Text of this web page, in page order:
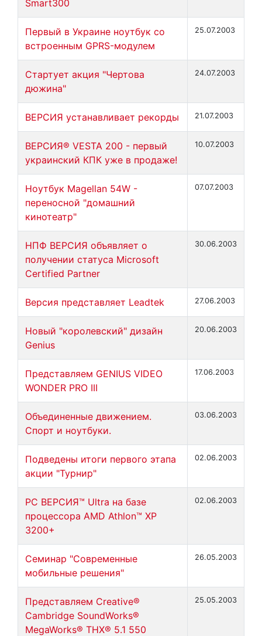
Smart300
Первый в Украине ноутбук со
встроенным GPRS-модулем
25.07.2003
Cтартует акция "Чертова
дюжина"
24.07.2003
ВЕРСИЯ устанавливает рекорды 21.07.2003
ВЕРСИЯ® VESTA 200 - первый
украинский КПК уже в продаже!
10.07.2003
Ноутбук Magellan 54W -
переносной "домашний
кинотеатр"
07.07.2003
НПФ ВЕРСИЯ объявляет о
получении статуса Microsoft
Certified Partner
30.06.2003
Версия представляет Leadtek 27.06.2003
Новый "королевский" дизайн
Genius
20.06.2003
Представляем GENIUS VIDEO
WONDER PRO III
17.06.2003
Объединенные движением.
Спорт и ноутбуки.
03.06.2003
Подведены итоги первого этапа
акции "Турнир"
02.06.2003
PC ВЕРСИЯ™ Ultra на базе
процессора AMD Athlon™ XP
3200+
02.06.2003
Cеминар "Современные
мобильные решения"
26.05.2003
Представляем Creative®
Cambridge SoundWorks®
MegaWorks® THX® 5.1 550
25.05.2003